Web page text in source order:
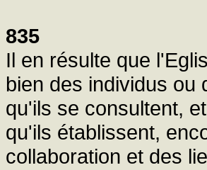
835
Il en résulte que
bien des individus ou
qu'ils se consultent,
qu'ils établissent,
collaboration et des